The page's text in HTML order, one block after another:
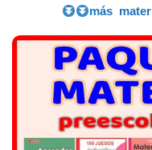
más